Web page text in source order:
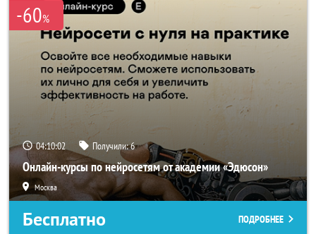
-60%
04:10:00 Получили:6
Онлайн-курсы по нейросетям от академии «Эдюсон»
Москва
Бесплатно ПОДРОБНЕЕ